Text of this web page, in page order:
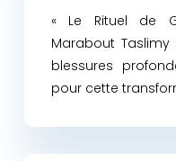
« Le Rituel de
Marabout
blessures
pour cette